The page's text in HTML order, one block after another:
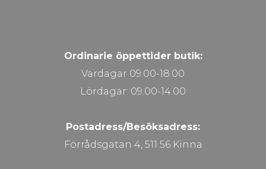
Ordinarie öppettider butik:
Vardagar 09.00-18.00
Lördagar: 09.00-14.00
Postadress/Besöksadress:
Förrådsgatan 4, 511 56 Kinna